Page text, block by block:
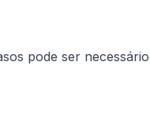
pode ser necessário